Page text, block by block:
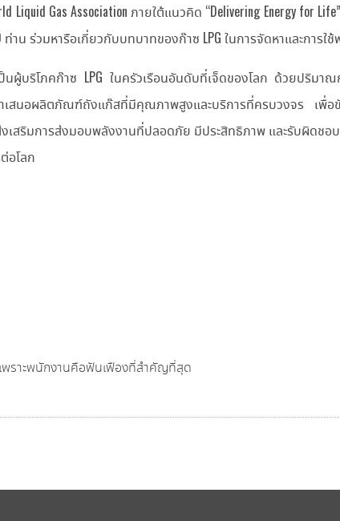
Liquid Gas Association ภายใต้แนวคิด “Delivering Energy for
าน ร่วมหารือเกี่ยวกับบทบาทของก๊าซ LPG ในการจัดหาและการใ
นผู้บริโภคก๊าซ LPG ในครัวเรือนอันดับที่เจ็ดของโลก ด้วยปริม
เสนอผลิตภัณฑ์ถังแก๊สที่มีคุณภาพสูงและบริการที่ครบวงจร เพื่อ
ส่งเสริมการส่งมอบพลังงานที่ปลอดภัย มีประสิทธิภาพ และรับผิดช
อโลก
เพราะพนักงานคือฟันเฟืองที่สำคัญที่สุด